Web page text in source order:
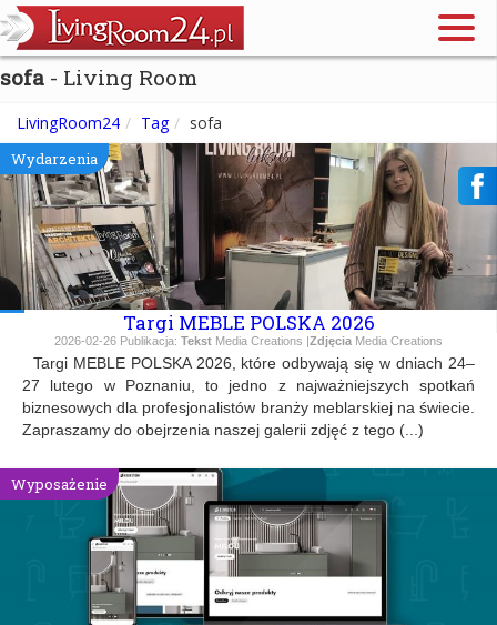
sofa - Living Room
LivingRoom24 Tag sofa
Wydarzenia
Targi MEBLE POLSKA 2026
2026-02-26 Publikacja: Tekst Media Creations |Zdjęcia Media Creations
Targi MEBLE POLSKA 2026, które odbywają się w dniach 24–
27 lutego w Poznaniu, to jedno z najważniejszych spotkań
biznesowych dla profesjonalistów branży meblarskiej na świecie.
Zapraszamy do obejrzenia naszej galerii zdjęć z tego (...)
Wyposażenie